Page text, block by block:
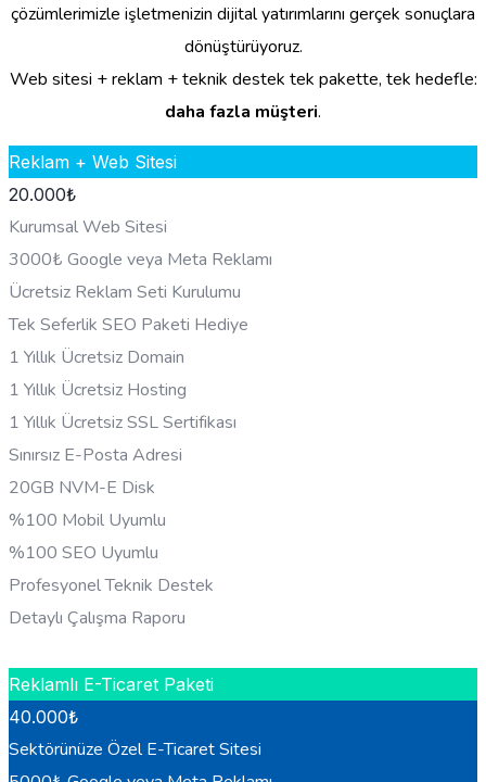
çözümlerimizle işletmenizin dijital yatırımlarını gerçek sonuçlara
dönüştürüyoruz.
Web sitesi + reklam + teknik destek tek pakette, tek hedefle:
daha fazla müşteri.
Reklam + Web Sitesi
20.000₺
Kurumsal Web Sitesi
3000₺ Google veya Meta Reklamı
Ücretsiz Reklam Seti Kurulumu
Tek Seferlik SEO Paketi Hediye
1 Yıllık Ücretsiz Domain
1 Yıllık Ücretsiz Hosting
1 Yıllık Ücretsiz SSL Sertifikası
Sınırsız E-Posta Adresi
20GB NVM-E Disk
%100 Mobil Uyumlu
%100 SEO Uyumlu
Profesyonel Teknik Destek
Detaylı Çalışma Raporu
Reklamlı E-Ticaret Paketi
40.000₺
Sektörünüze Özel E-Ticaret Sitesi